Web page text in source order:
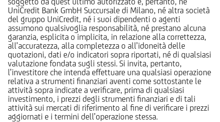
UniCredit Bank GmbH Succursale di Milano, né altra società
del gruppo UniCredit, né i suoi dipendenti o agenti
assumono qualsivoglia responsabilità, né prestano alcuna
garanzia, esplicita o implicita, in relazione alla correttezza,
all’accuratezza, alla completezza o all’idoneità delle
quotazioni, dati e/o indicatori sopra riportati, né di qualsiasi
valutazione fondata sugli stessi. Si invita, pertanto,
l’investitore che intenda effettuare una qualsiasi operazione
relativa a strumenti finanziari aventi come sottostante le
attività sopra indicate a verificare, prima di qualsiasi
investimento, i prezzi degli strumenti finanziari e di tali
attività sui mercati di riferimento al fine di verificare i prezzi
aggiornati e i termini dell’operazione stessa.